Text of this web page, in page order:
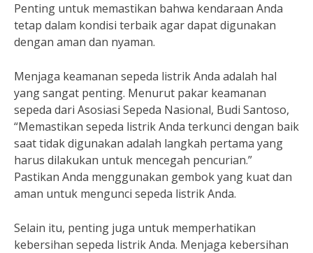
Penting untuk memastikan bahwa kendaraan Anda
tetap dalam kondisi terbaik agar dapat digunakan
dengan aman dan nyaman.
Menjaga keamanan sepeda listrik Anda adalah hal
yang sangat penting. Menurut pakar keamanan
sepeda dari Asosiasi Sepeda Nasional, Budi Santoso,
“Memastikan sepeda listrik Anda terkunci dengan baik
saat tidak digunakan adalah langkah pertama yang
harus dilakukan untuk mencegah pencurian.”
Pastikan Anda menggunakan gembok yang kuat dan
aman untuk mengunci sepeda listrik Anda.
Selain itu, penting juga untuk memperhatikan
kebersihan sepeda listrik Anda. Menjaga kebersihan